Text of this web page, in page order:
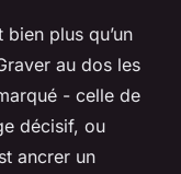
plus qu’un
au dos les
- celle de
décisif, ou
ancrer un